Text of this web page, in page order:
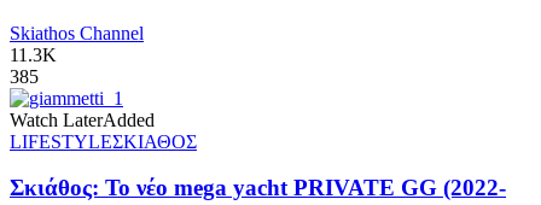
Skiathos Channel
11.3K
385
Watch LaterAdded
LIFESTYLEΣΚΙΑΘΟΣ
Σκιάθος: Το νέο mega yacht PRIVATE GG (2022-